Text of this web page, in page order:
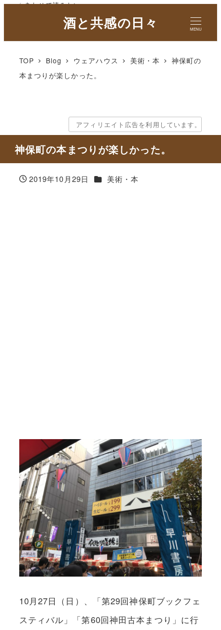
酒と共感の日々 MENU
TOP Blog ウェアハウス 美術・本
神保町の
本まつりが楽しかった。
アフィリエイト広告を利用しています。
神保町の本まつりが楽しかった。
2019年10月29日 カテゴリー
美術・本
10月27日（日）、「第29回神保町ブックフェ
スティバル」「第60回神田古本まつり」に行
✓ あわせて読みたい